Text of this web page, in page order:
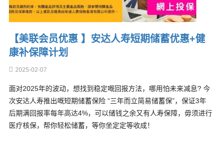
【美联会员优惠 】安达人寿短期储蓄优惠+健
康补保障计划
2025-02-07
面对2025年的波动，想找到稳定嘅回报方法，哪用怕未来减息? 今
次安达人寿推出嘅短期储蓄保险 “三年而立简易储蓄保”，保证3年
后期满回报率每年高达4%，可以储钱之余又有人寿保障，毋须进行
医疗核保，帮你轻松储蓄，等你坐定定等收成！